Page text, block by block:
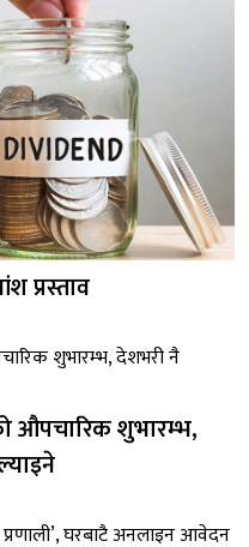
प्रस्ताव
औपचारिक शुभारम्भ,